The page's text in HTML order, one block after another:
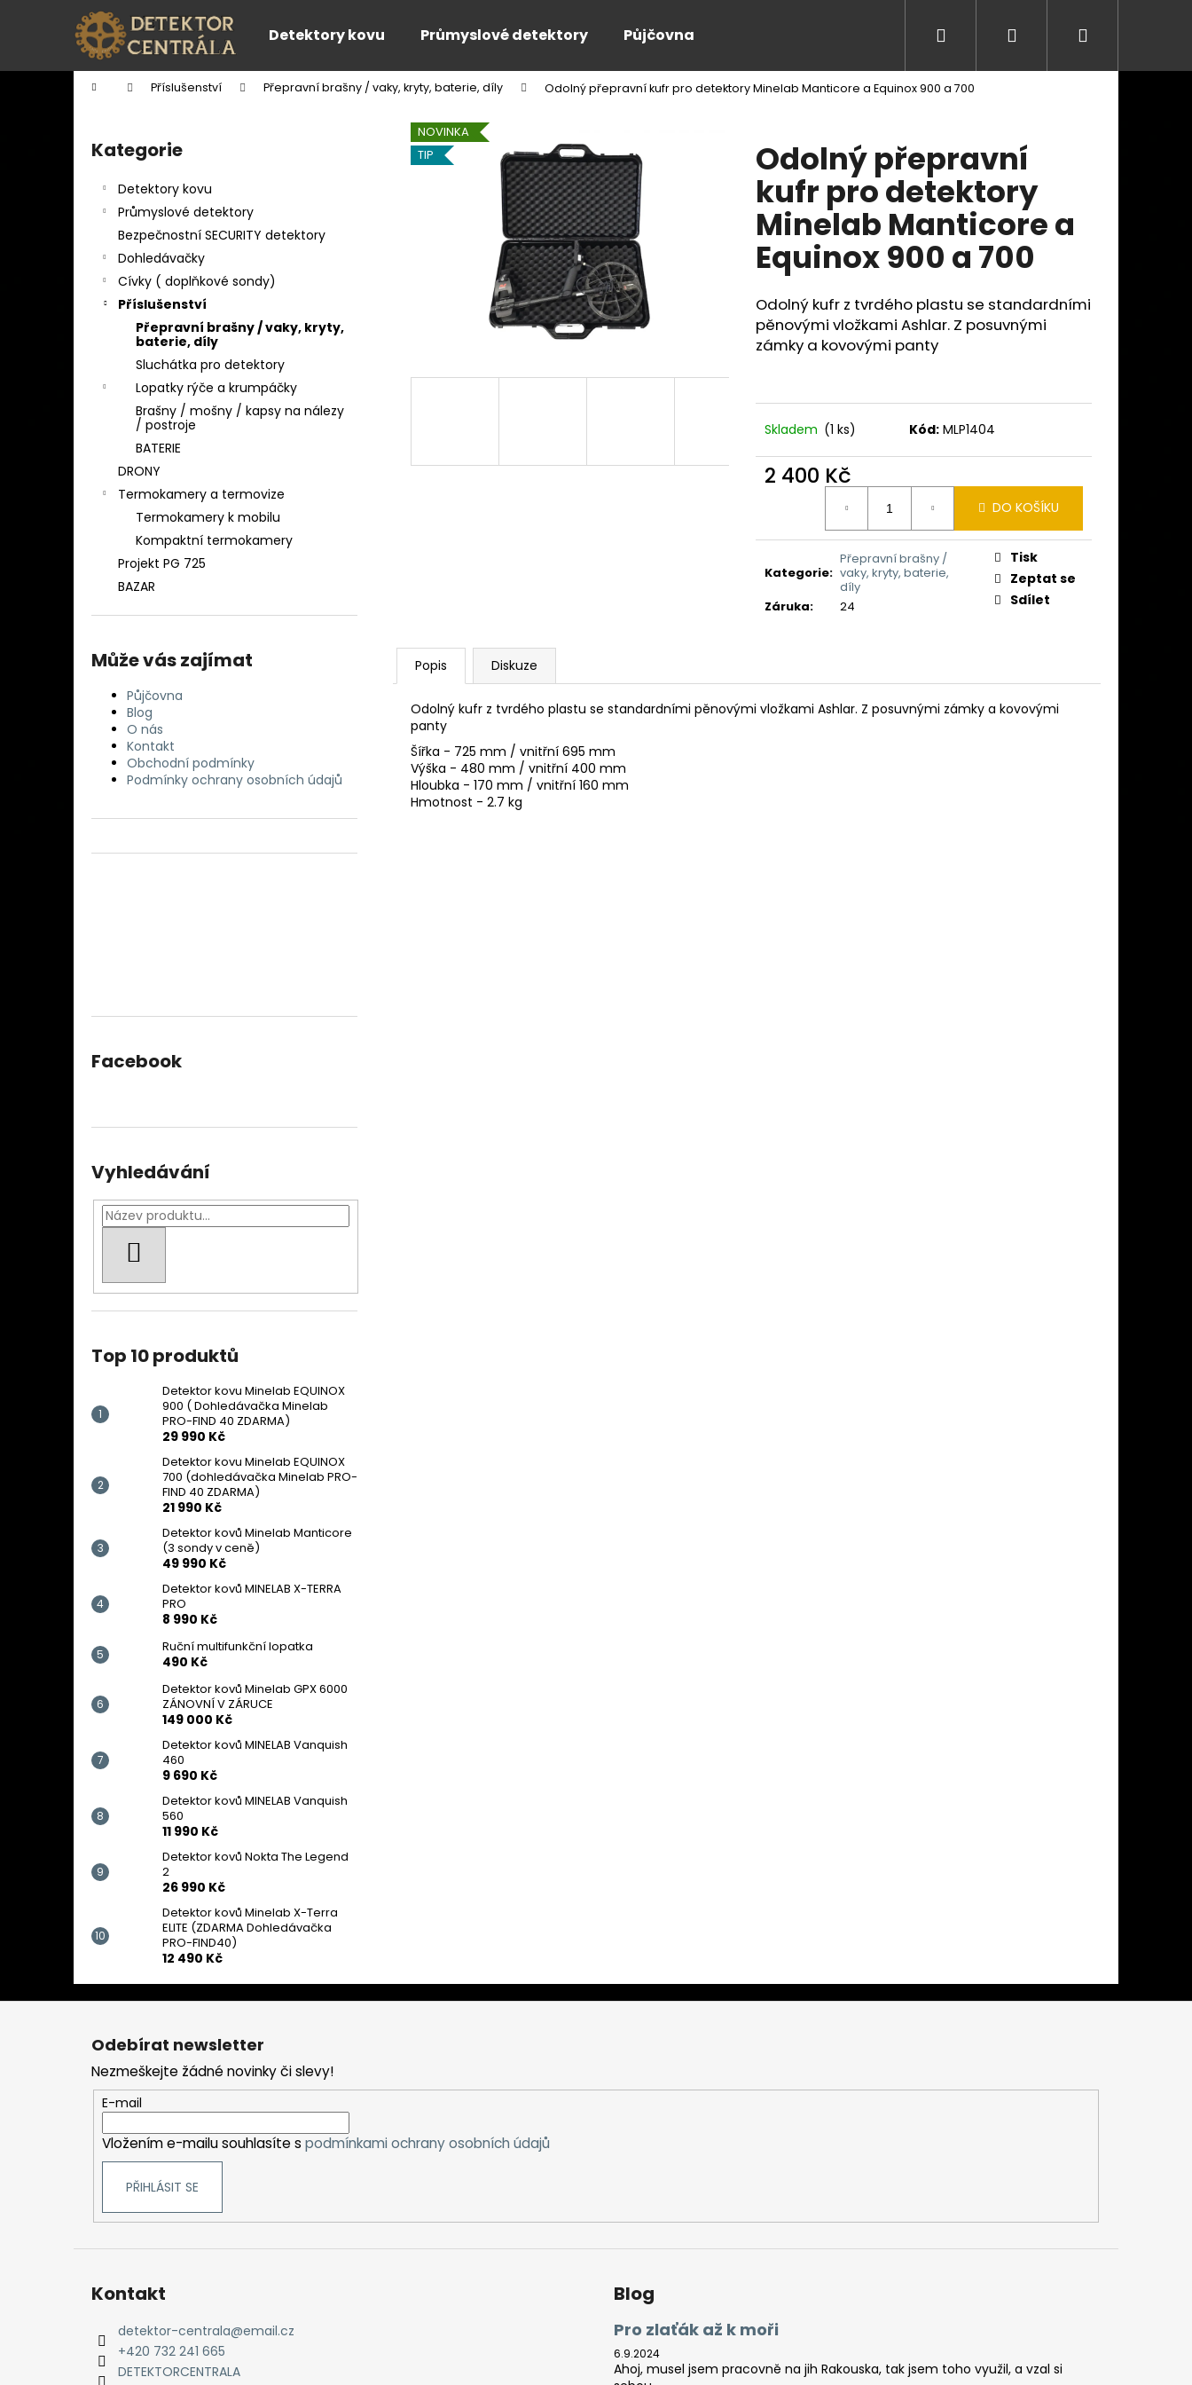
Detektory kovu Průmyslové detektory Půjčovna Přihlášení
Domů Příslušenství Přepravní brašny / vaky, kryty, baterie, díly Odolný přepravní kufr pro detektory Minelab Manticore a Equinox 900 a 700
Přeskočit
kategorie
Kategorie
Detektory kovu
Průmyslové detektory
Bezpečnostní SECURITY detektory
Dohledávačky
Cívky ( doplňkové sondy)
Příslušenství
Přepravní brašny / vaky, kryty,
baterie, díly
Sluchátka pro detektory
Lopatky rýče a krumpáčky
Brašny / mošny / kapsy na nálezy
/ postroje
BATERIE
DRONY
Termokamery a termovize
Termokamery k mobilu
Kompaktní termokamery
Projekt PG 725
BAZAR
Může vás zajímat
Půjčovna
Blog
O nás
Kontakt
Obchodní podmínky
Podmínky ochrany osobních údajů
Facebook
Vyhledávání
Top 10 produktů
Detektor kovu Minelab EQUINOX
900 ( Dohledávačka Minelab
PRO-FIND 40 ZDARMA)
29 990 Kč
Detektor kovu Minelab EQUINOX
700 (dohledávačka Minelab PRO-
FIND 40 ZDARMA)
21 990 Kč
Detektor kovů Minelab Manticore
(3 sondy v ceně)
49 990 Kč
Detektor kovů MINELAB X-TERRA
PRO
8 990 Kč
Ruční multifunkční lopatka
490 Kč
Detektor kovů Minelab GPX 6000
ZÁNOVNÍ V ZÁRUCE
149 000 Kč
Detektor kovů MINELAB Vanquish
460
9 690 Kč
Detektor kovů MINELAB Vanquish
560
11 990 Kč
Detektor kovů Nokta The Legend
2
26 990 Kč
Detektor kovů Minelab X-Terra
ELITE (ZDARMA Dohledávačka
PRO-FIND40)
12 490 Kč
Odolný přepravní
kufr pro detektory
Minelab Manticore a
Equinox 900 a 700
Odolný kufr z tvrdého plastu se standardními
pěnovými vložkami Ashlar. Z posuvnými
zámky a kovovými panty
Skladem (1 ks) Kód: MLP1404
2 400 Kč
DO KOŠÍKU
Kategorie:
Přepravní brašny /
vaky, kryty, baterie,
díly
Záruka: 24
Tisk
Zeptat se
Sdílet
NOVINKA
TIP
Popis Diskuze
Odolný kufr z tvrdého plastu se standardními pěnovými vložkami Ashlar. Z posuvnými zámky a kovovými
panty
Šířka - 725 mm / vnitřní 695 mm
Výška - 480 mm / vnitřní 400 mm
Hloubka - 170 mm / vnitřní 160 mm
Hmotnost - 2.7 kg
í
Zpět
do
Zpět
do
Co potřebujete najít?
Doporučujeme
DETEKTOR KOVU MINELAB EQUINOX 900
( DOHLEDÁVAČKA MINELAB PRO-FIND
40 ZDARMA)
29 990 Kč
Původně:22 490 Kč
DETEKTOR KOVŮ MINELAB MANTICORE
Z
Odebírat newsletter
Nezmeškejte žádné novinky či slevy!
E-mail
Vložením e-mailu souhlasíte s podmínkami ochrany osobních údajů
PŘIHLÁSIT SE
Kontakt
detektor-centrala@email.cz
+420 732 241 665
DETEKTORCENTRALA
Blog
Pro zlaťák až k moři
6.9.2024
Ahoj, musel jsem pracovně na jih Rakouska, tak jsem toho využil, a vzal si